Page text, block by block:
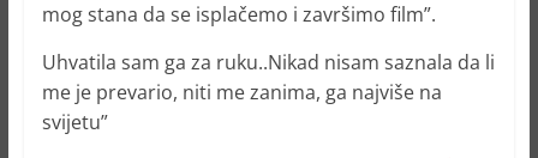
mog stana da se isplačemo i završimo film”.
Uhvatila sam ga za ruku..Nikad nisam saznala da li
me je prevario, niti me zanima, ga najviše na
svijetu”